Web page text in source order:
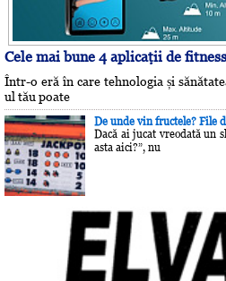
Cele mai bune 4 aplicaţii de
Într-o eră în care tehnologia și
ul tău poate
De unde vin fructele? File
Dacă ai jucat vreodată un
asta aici?”, nu